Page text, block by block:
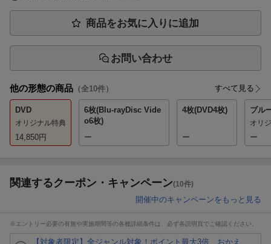
商品をお気に入りに追加
お問い合わせ
他の形態の商品 （全10件） すべて見る
DVD
オリジナル特典
14,850円
6枚(Blu-rayDisc Vide
o6枚)
ー
4枚(DVD4枚)
ー
ブル
オリ
ー
関連するクーポン・キャンペーン(10件)
開催中のキャンペーンをもっと見る
※エントリー必要の有無や実施期間等の各種詳細条件は、必ず各説明頁でご確認ください。
【対象者限定】全ジャンル対象！ポイント最大3倍 おかえ